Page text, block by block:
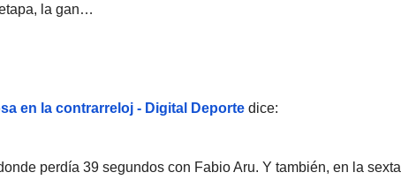
la gan…
en la contrarreloj - Digital Deporte dice:
perdía 39 segundos con Fabio Aru. Y también, en la sexta